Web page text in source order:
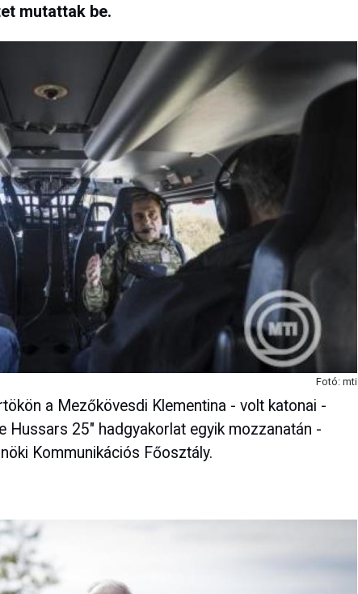
mutattak be.
Fotó: mti
a Mezőkövesdi Klementina - volt katonai -
Hussars 25" hadgyakorlat egyik mozzanatán -
Kommunikációs Főosztály.